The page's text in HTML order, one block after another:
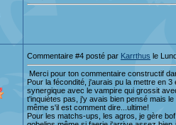
Commentaire #4 posté par Karrthus le
Merci pour ton commentaire constructif
Pour la fécondité, j'aurais pu la mettre en
synergique avec le vampire qui grossit
t'inquiètes pas, j'y avais bien pensé mais
même s'il est comment dire...ultime!
Pour les matchs-ups, les agros, je gère